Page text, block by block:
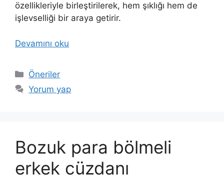
özellikleriyle birleştirilerek, hem şıklığı hem de
işlevselliği bir araya getirir.
Devamını oku
Kategoriler
Öneriler
Yorum yap
Bozuk para bölmeli
erkek cüzdanı